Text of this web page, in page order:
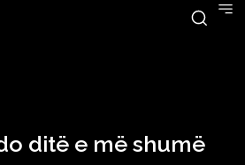
2023
ditë e më shumë